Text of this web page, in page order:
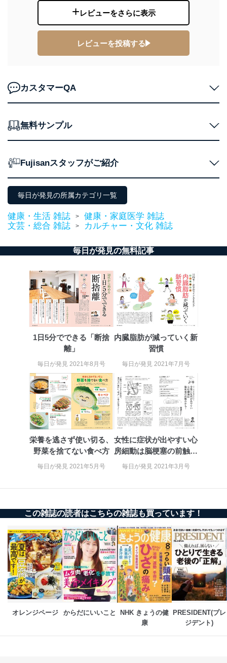
レビューをさらに表示
レビューを投稿する
カスタマーQA
無料サンプル
Fujisanスタッフがご紹介
毎日が発見の所属カテゴリ一覧
健康・生活 雑誌 >
健康・家庭医学 雑誌
文芸・総合 雑誌
> カルチャー・文化 雑誌
毎日が発見の無料記事
1日5分でできる「断捨
離」
毎日が発見 2021年8月号
内臓脂肪が減っていく新
習慣
毎日が発見 2021年7月号
栄養を逃さず使い切る、
野菜を捨てない食べ方
毎日が発見 2021年5月号
女性に症状が出やすい心
房細動は脳梗塞の前触れ
かも！
毎日が発見 2021年3月号
この雑誌の読者はこちらの雑誌も買っています！
オレンジページ からだにいいこと
NHK きょうの健
康
PRESIDENT(プレ
ジデント)